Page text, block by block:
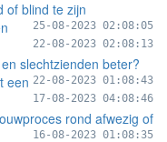
of blind te zijn
25-08-2023 02:08:05
22-08-2023 02:08:13
slechtzienden beter?
22-08-2023 01:08:43
een
17-08-2023 04:08:46
rond afwezig of
16-08-2023 01:08:35